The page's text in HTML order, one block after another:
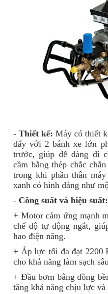
- Thiết kế: Máy có thiết
đẩy với 2 bánh xe lớn
trước, giúp dễ dàng di
cầm bằng thép chắc
trong khi phần thân
xanh có hình dáng như
- Công suất và hiệu suất:
+ Motor cảm ứng mạnh
chế độ tự động ngắt,
hao điện năng.
+ Áp lực tối đa đạt 2200
cho khả năng làm sạch
+ Đầu bơm bằng đồng
tăng khả năng chịu lực và